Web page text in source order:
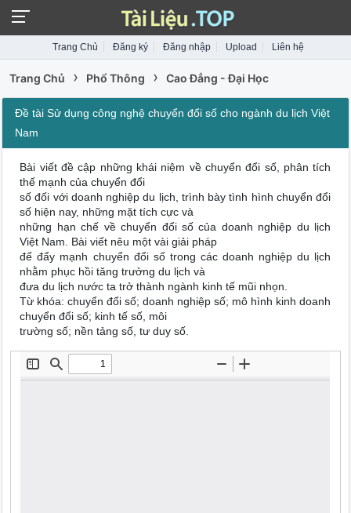
Trang Chủ Đăng ký Đăng nhập Upload Liên hệ
Trang Chủ › Phổ Thông › Cao Đẳng - Đại Học
Đề tài Sử dụng công nghệ chuyển đổi số cho ngành du lịch Việt
Nam
Bài viết đề cập những khái niệm về chuyển đổi số, phân tích
thế mạnh của chuyển đổi
số đối với doanh nghiệp du lịch, trình bày tình hình chuyển đổi
số hiện nay, những mặt tích cực và
những hạn chế về chuyển đổi số của doanh nghiệp du lịch
Việt Nam. Bài viết nêu một vài giải pháp
để đẩy mạnh chuyển đổi số trong các doanh nghiệp du lịch
nhằm phục hồi tăng trưởng du lịch và
đưa du lịch nước ta trở thành ngành kinh tế mũi nhọn.
Từ khóa: chuyển đổi số; doanh nghiệp số; mô hình kinh doanh
chuyển đổi số; kinh tế số, môi
trường số; nền tảng số, tư duy số.